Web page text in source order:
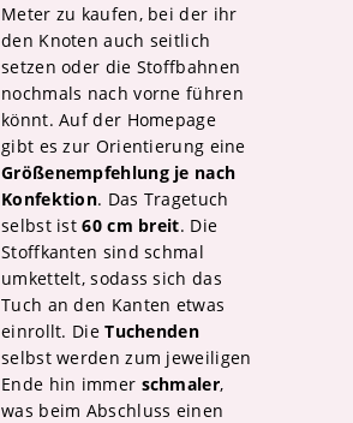
Meter zu kaufen, bei der ihr
den Knoten auch seitlich
setzen oder die Stoffbahnen
nochmals nach vorne führen
könnt. Auf der Homepage
gibt es zur Orientierung eine
Größenempfehlung je nach
Konfektion. Das Tragetuch
selbst ist60 cm breit. Die
Stoffkanten sind schmal
umkettelt, sodass sich das
Tuch an den Kanten etwas
einrollt. DieTuchenden
selbst werden zum jeweiligen
Ende hin immer schmaler,
was beim Abschluss einen